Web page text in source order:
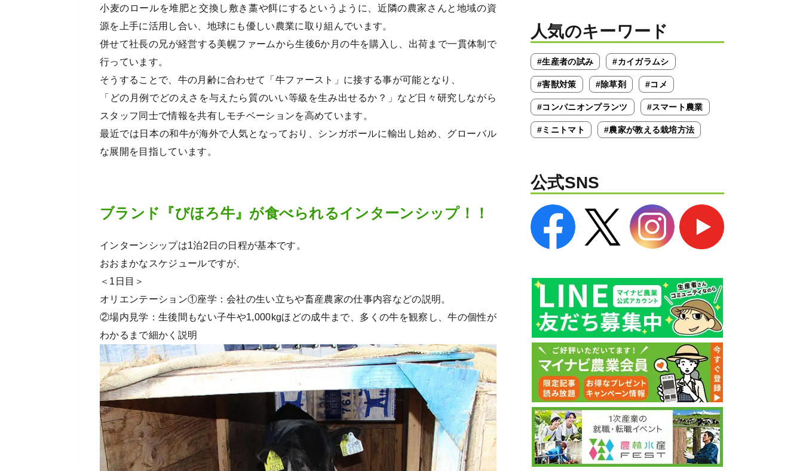
小麦のロールを堆肥と交換し敷き藁や餌にするというように、近隣の農家さんと地域の資
源を上手に活用し合い、地球にも優しい農業に取り組んでいます。
併せて社長の兄が経営する美幌ファームから生後6か月の牛を購入し、出荷まで一貫体制で
行っています。
そうすることで、牛の月齢に合わせて「牛ファースト」に接する事が可能となり、
「どの月例でどのえさを与えたら質のいい等級を生み出せるか？」など日々研究しながら
スタッフ同士で情報を共有しモチベーションを高めています。
最近では日本の和牛が海外で人気となっており、シンガポールに輸出し始め、グローバル
な展開を目指しています。
ブランド『びほろ牛』が食べられるインターンシップ！！
インターンシップは1泊2日の日程が基本です。
おおまかなスケジュールですが、
＜1日目＞
オリエンテーション①座学：会社の生い立ちや畜産農家の仕事内容などの説明。
②場内見学：生後間もない子牛や1,000kgほどの成牛まで、多くの牛を観察し、牛の個性が
わかるまで細かく説明
人気のキーワード
#生産者の試み #カイガラムシ
#害獣対策 #除草剤 #コメ
#コンパニオンプランツ #スマート農業
#ミニトマト #農家が教える栽培方法
公式SNS